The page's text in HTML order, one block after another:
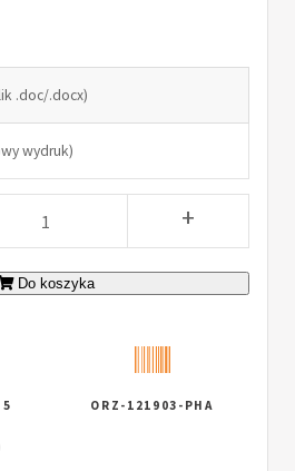
.doc/.docx)
wydruk)
+
Do koszyka
5
ORZ-121903-PHA